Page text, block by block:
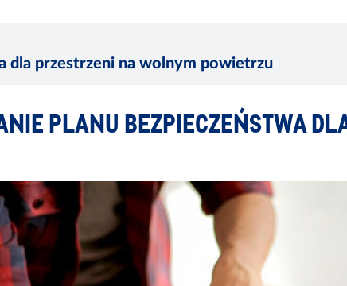
dla przestrzeni na wolnym powietrzu
PLANU BEZPIECZEŃSTWA